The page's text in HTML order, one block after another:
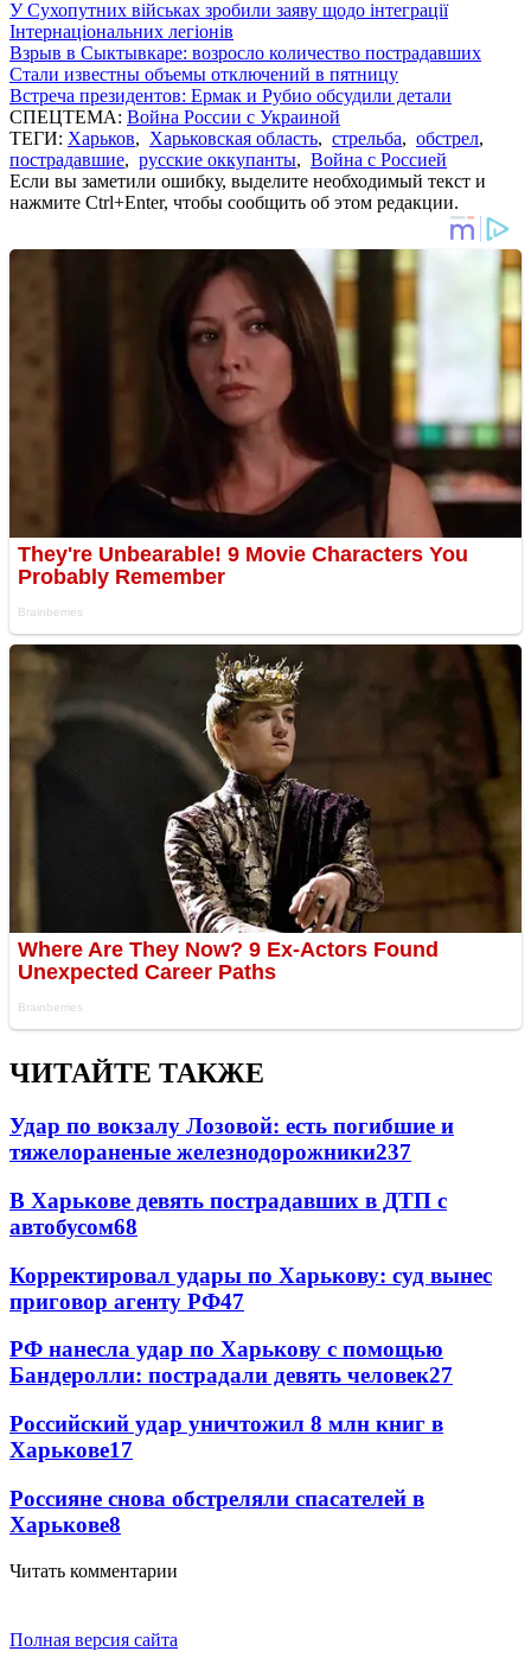
У Сухопутних військах зробили заяву щодо інтеграції
Інтернаціональних легіонів
Взрыв в Сыктывкаре: возросло количество пострадавших
Стали известны объемы отключений в пятницу
Встреча президентов: Ермак и Рубио обсудили детали
СПЕЦТЕМА: Война России с Украиной
ТЕГИ: Харьков, Харьковская область, стрельба, обстрел,
пострадавшие, русские оккупанты, Война с Россией
Если вы заметили ошибку, выделите необходимый текст и
нажмите Ctrl+Enter, чтобы сообщить об этом редакции.
ЧИТАЙТЕ ТАКЖЕ
Удар по вокзалу Лозовой: есть погибшие и
тяжелораненые железнодорожники237
В Харькове девять пострадавших в ДТП с
автобусом68
Корректировал удары по Харькову: суд вынес
приговор агенту РФ47
РФ нанесла удар по Харькову с помощью
Бандеролли: пострадали девять человек27
Российский удар уничтожил 8 млн книг в
Харькове17
Россияне снова обстреляли спасателей в
Харькове8
Читать комментарии
Полная версия сайта